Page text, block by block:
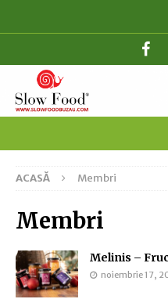
ACASĂ Membri
Membri
Melinis –
noiembrie 17,